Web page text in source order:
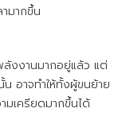
มากขึ้น
ลังงานมากอยู่แล้ว แต่
น อาจทำให้ทั้งผู้ขนย้าย
มเครียดมากขึ้นได้